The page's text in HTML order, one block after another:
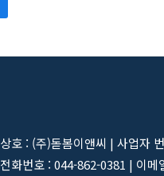
상호 : (주)돋봄이앤씨 | 사업자
전화번호 : 044-862-0381 | 이